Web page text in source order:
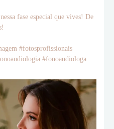
fase especial que vives! De
#fotosprofissionais
#fonoaudiologa